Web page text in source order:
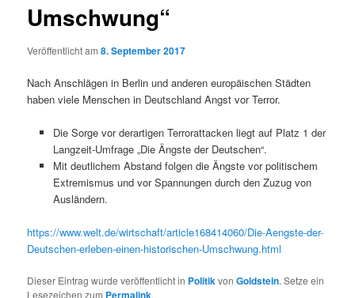
Umschwung“
Veröffentlicht am8. September 2017
Nach Anschlägen in Berlin und anderen europäischen Städten
haben viele Menschen in Deutschland Angst vor Terror.
Die Sorge vor derartigen Terrorattacken liegt auf Platz 1 der
Langzeit-Umfrage „Die Ängste der Deutschen“.
Mit deutlichem Abstand folgen die Ängste vor politischem
Extremismus und vor Spannungen durch den Zuzug von
Ausländern.
https://www.welt.de/wirtschaft/article168414060/Die-Aengste-der-
Deutschen-erleben-einen-historischen-Umschwung.html
Dieser Eintrag wurde veröffentlicht in PolitikvonGoldstein. Setze ein
Lesezeichen zum Permalink.